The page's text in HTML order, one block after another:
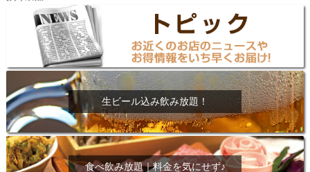
生ビール込み飲み放題！
食べ飲み放題｜料金を気にせず♪